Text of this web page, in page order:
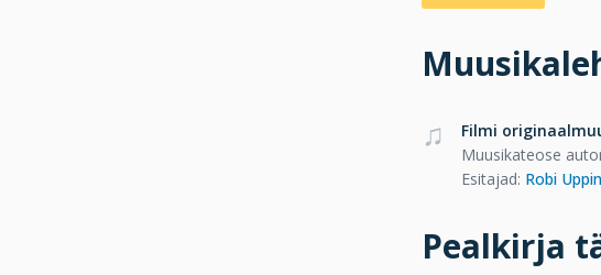
Filmi
Muusikateose
Esitajad: Robi Uppin
Pealkirja